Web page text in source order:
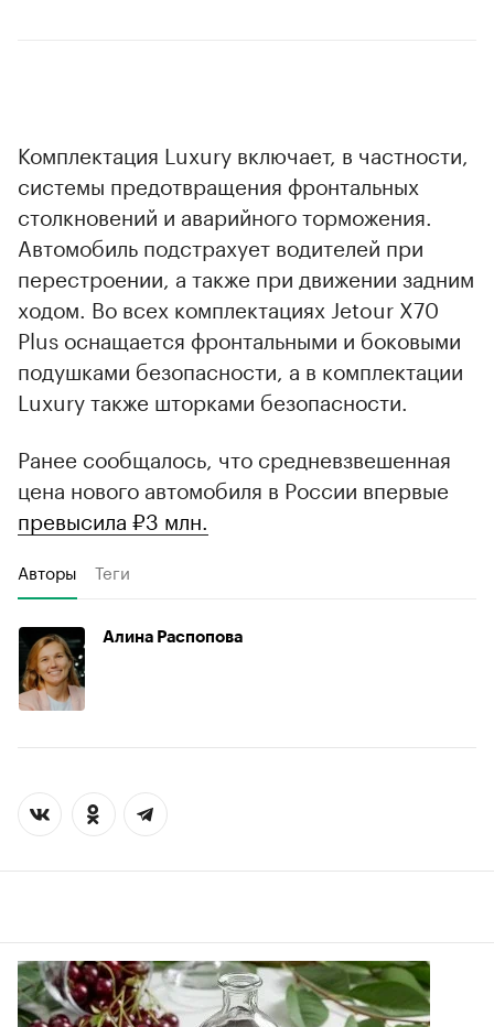
Комплектация Luxury включает, в частности,
системы предотвращения фронтальных
столкновений и аварийного торможения.
Автомобиль подстрахует водителей при
перестроении, а также при движении задним
ходом. Во всех комплектациях Jetour X70
Plus оснащается фронтальными и боковыми
подушками безопасности, а в комплектации
Luxury также шторками безопасности.
Ранее сообщалось, что cредневзвешенная
цена нового автомобиля в России впервые
превысила ₽3 млн.
Авторы Теги
Алина Распопова